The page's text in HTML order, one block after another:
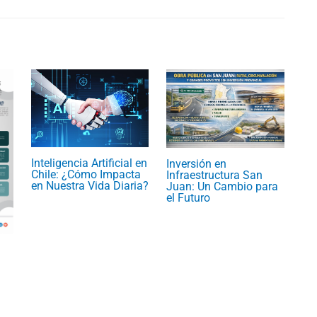
Inteligencia Artificial en
Chile: ¿Cómo Impacta
en Nuestra Vida Diaria?
Inversión en
Infraestructura San
Juan: Un Cambio para
el Futuro